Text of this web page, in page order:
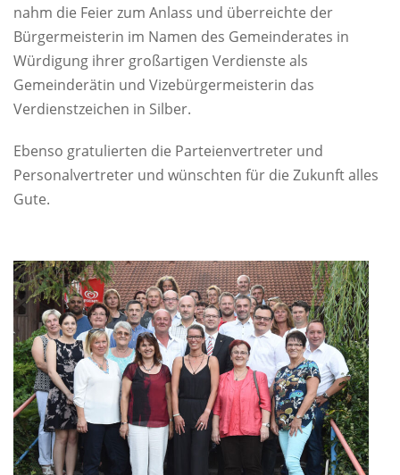
nahm die Feier zum Anlass und überreichte der
Bürgermeisterin im Namen des Gemeinderates in
Würdigung ihrer großartigen Verdienste als
Gemeinderätin und Vizebürgermeisterin das
Verdienstzeichen in Silber.
Ebenso gratulierten die Parteienvertreter und
Personalvertreter und wünschten für die Zukunft alles
Gute.